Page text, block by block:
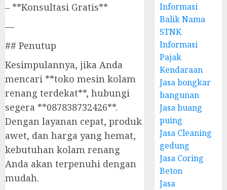
– **Konsultasi Gratis**
—
## Penutup
Kesimpulannya, jika Anda
mencari **toko mesin kolam
renang terdekat**, hubungi
segera **087838732426**.
Dengan layanan cepat, produk
awet, dan harga yang hemat,
kebutuhan kolam renang
Anda akan terpenuhi dengan
mudah.
Informasi
Balik Nama
STNK
Informasi
Pajak
Kendaraan
Jasa bongkar
bangunan
Jasa buang
puing
Jasa Cleaning
gedung
Jasa Coring
Beton
Jasa